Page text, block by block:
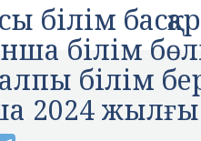
білім
білім
білім
2024 жылғы